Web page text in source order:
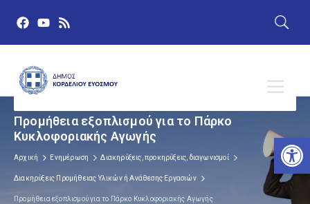
Προμήθεια εξοπλισμού για το Πάρκο
Κυκλοφοριακής Αγωγής
Αρχική Ενημέρωση Διακηρύξεις, προκηρύξεις, διαγωνισμοί
Διακηρύξεις Προμήθειας Υλικών ή Ανάθεσης Εργασιών
Προμήθεια εξοπλισμού για το Πάρκο Κυκλοφοριακής Αγωγής